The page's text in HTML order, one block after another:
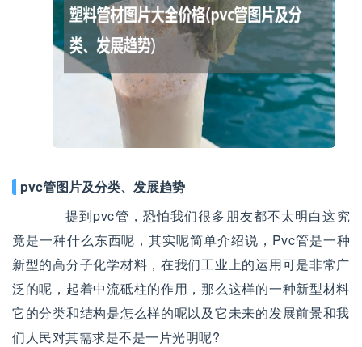
pvc管图片及分类、发展趋势
提到pvc管，恐怕我们很多朋友都不太明白这究
竟是一种什么东西呢，其实呢简单介绍说，Pvc管是一种
新型的高分子化学材料，在我们工业上的运用可是非常广
泛的呢，起着中流砥柱的作用，那么这样的一种新型材料
它的分类和结构是怎么样的呢以及它未来的发展前景和我
们人民对其需求是不是一片光明呢?